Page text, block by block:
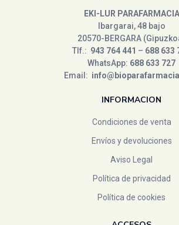
EKI-LUR PARAFARMACIA
Ibargarai, 48 bajo
20570-BERGARA
Tlf.: 943 764 441 – 688 633
WhatsApp: 688 633 727
Email:
INFORMACION
Condiciones de venta
Envíos y devoluciones
Aviso Legal
Política de privacidad
Política de cookies